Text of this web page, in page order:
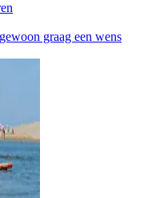
graag een wens